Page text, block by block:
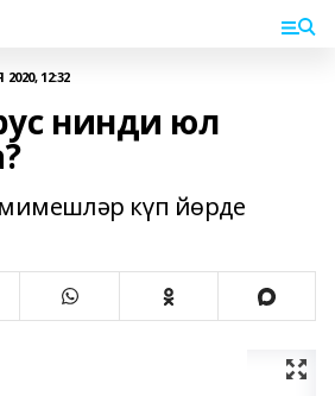
12:32
нинди юл
күп йөрде